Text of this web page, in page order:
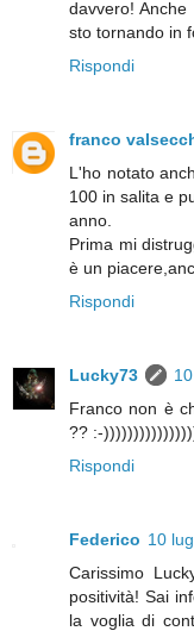
davvero!
sto tornando in
Rispondi
franco
L'ho notato
100 in salita e
anno.
Prima mi
è un
Rispondi
Lucky73
Franco non è
?? :-
Rispondi
Federico 10
Carissimo
positività! Sai
la voglia di